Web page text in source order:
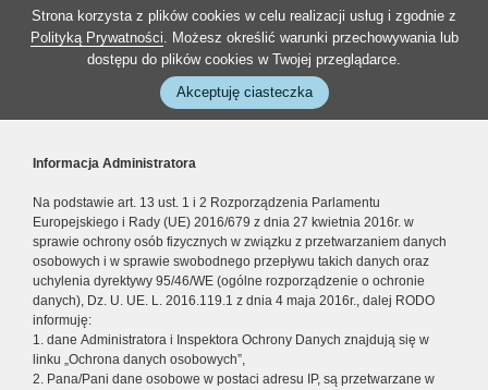
Strona korzysta z plików cookies w celu realizacji usług i zgodnie z
Polityką Prywatności. Możesz określić warunki przechowywania lub
dostępu do plików cookies w Twojej przeglądarce.
Akceptuję ciasteczka
Informacja Administratora
Na podstawie art. 13 ust. 1 i 2 Rozporządzenia Parlamentu
Europejskiego i Rady (UE) 2016/679 z dnia 27 kwietnia 2016r. w
sprawie ochrony osób fizycznych w związku z przetwarzaniem danych
osobowych i w sprawie swobodnego przepływu takich danych oraz
uchylenia dyrektywy 95/46/WE (ogólne rozporządzenie o ochronie
danych), Dz. U. UE. L. 2016.119.1 z dnia 4 maja 2016r., dalej RODO
informuję:
1. dane Administratora i Inspektora Ochrony Danych znajdują się w
linku „Ochrona danych osobowych”,
2. Pana/Pani dane osobowe w postaci adresu IP, są przetwarzane w